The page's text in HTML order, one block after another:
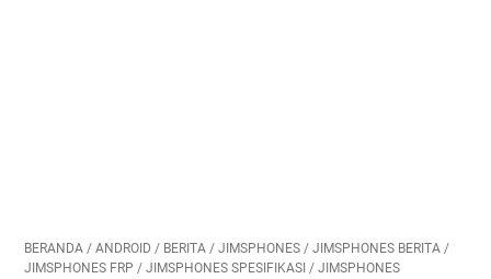
BERANDA / ANDROID / BERITA / JIMSPHONES / JIMSPHONES BERITA /
JIMSPHONES FRP / JIMSPHONES SPESIFIKASI / JIMSPHONES